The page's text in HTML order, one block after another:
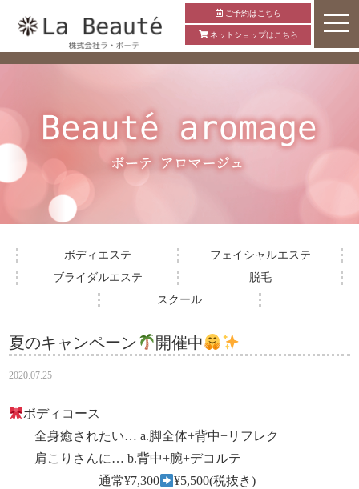
ご予約はこちら
ネットショップはこちら
ボディエステ
フェイシャルエステ
ブライダルエステ
脱毛
スクール
夏のキャンペーン 開催中
2020.07.25
ボディコース
全身癒されたい… a.脚全体+背中+リフレク
肩こりさんに… b.背中+腕+デコルテ
通常¥7,300
¥5,500(税抜き)